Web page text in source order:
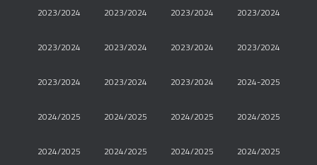
2023/2024 2023/2024 2023/2024 2023/2024
2023/2024 2023/2024 2023/2024 2023/2024
2023/2024 2023/2024 2023/2024 2024-2025
2024/2025 2024/2025 2024/2025 2024/2025
2024/2025 2024/2025 2024/2025 2024/2025